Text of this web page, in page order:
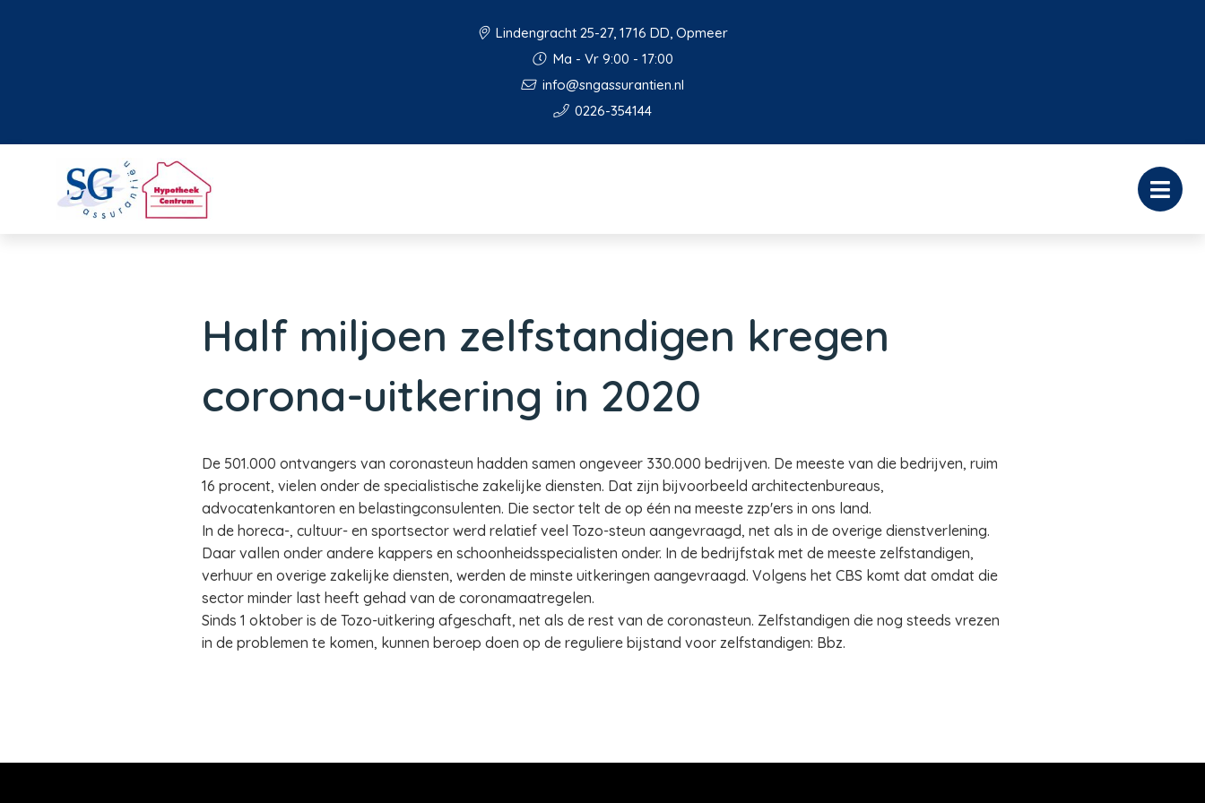
Lindengracht 25-27, 1716 DD, Opmeer
Ma - Vr 9:00 - 17:00
info@sngassurantien.nl
0226-354144
Half miljoen zelfstandigen kregen
corona-uitkering in 2020
De 501.000 ontvangers van coronasteun hadden samen ongeveer 330.000 bedrijven. De meeste van die bedrijven, ruim
16 procent, vielen onder de specialistische zakelijke diensten. Dat zijn bijvoorbeeld architectenbureaus,
advocatenkantoren en belastingconsulenten. Die sector telt de op één na meeste zzp'ers in ons land.
In de horeca-, cultuur- en sportsector werd relatief veel Tozo-steun aangevraagd, net als in de overige dienstverlening.
Daar vallen onder andere kappers en schoonheidsspecialisten onder. In de bedrijfstak met de meeste zelfstandigen,
verhuur en overige zakelijke diensten, werden de minste uitkeringen aangevraagd. Volgens het CBS komt dat omdat die
sector minder last heeft gehad van de coronamaatregelen.
Sinds 1 oktober is de Tozo-uitkering afgeschaft, net als de rest van de coronasteun. Zelfstandigen die nog steeds vrezen
in de problemen te komen, kunnen beroep doen op de reguliere bijstand voor zelfstandigen: Bbz.